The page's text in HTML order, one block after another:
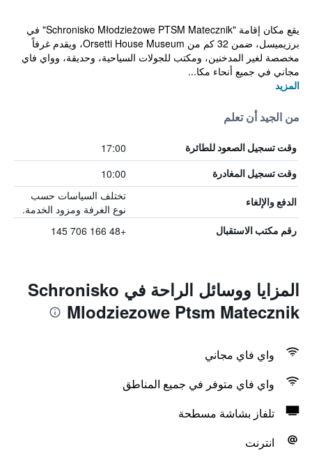
يقع مكان إقامة "Schronisko Młodzieżowe PTSM Matecznik" في
برزيميسل، ضمن 32 كم من Orsetti House Museum، ويقدم غرفاً
مخصصة لغير المدخنين، ومكتب للجولات السياحية، وحديقة، وواي فاي
مجاني في جميع أنحاء مكا...
المزيد
من الجيد أن تعلم
وقت تسجيل الصعود للطائرة 17:00
وقت تسجيل المغادرة 10:00
الدفع والإلغاء
تختلف السياسات حسب
نوع الغرفة ومزود الخدمة.
رقم مكتب الاستقبال +48 166 706 145
المزايا ووسائل الراحة في Schronisko
Mlodziezowe Ptsm Matecznik
واي فاي مجاني
واي فاي متوفر في جميع المناطق
تلفاز بشاشة مسطحة
انترنت